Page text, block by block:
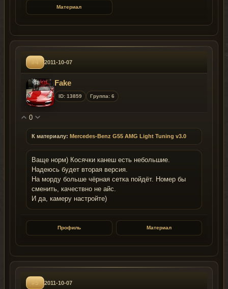
Материал
#4 2011-10-07
Fake
ID: 13859 Группа: 6
0
К материалу: Mercedes-Benz G55 AMG Light Tuning v3.0
Ваще норм) Косячки канеш есть небольшие.
Надеюсь будет вторая версия.
На морду больше чёрная сетка пойдёт. Номер бы
сменить, качествно не айс.
И да, камеру настройте)
Профиль Материал
#5 2011-10-07